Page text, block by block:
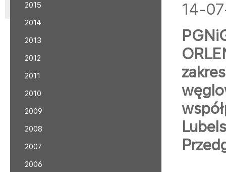
2015
2014
2013
2012
2011
2010
2009
2008
2007
2006
14-